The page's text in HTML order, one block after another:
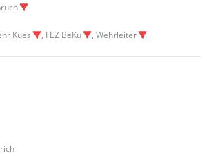
Kues , FEZ BeKu , Wehrleiter